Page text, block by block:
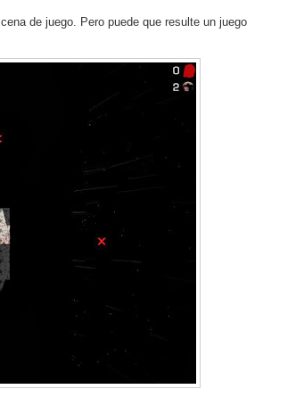
de juego. Pero puede que resulte un juego